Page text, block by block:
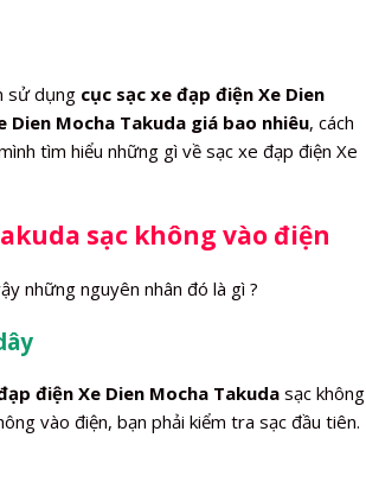
sử dụng cục sạc xe đạp điện Xe Dien
Dien Mocha Takuda giá bao nhiêu, cách
tìm hiểu những gì về sạc xe đạp điện Xe
sạc không vào điện
những nguyên nhân đó là gì ?
điện Xe Dien Mocha Takudasạc không
vào điện, bạn phải kiểm tra sạc đầu tiên.